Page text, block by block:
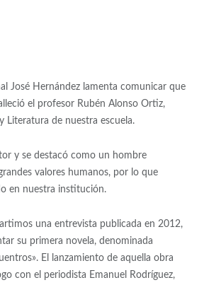
José Hernández lamenta comunicar que
el profesor Rubén Alonso Ortiz,
Literatura de nuestra escuela.
y se destacó como un hombre
valores humanos, por lo que
en nuestra institución.
una entrevista publicada en 2012,
su primera novela, denominada
El lanzamiento de aquella obra
con el periodista Emanuel Rodríguez,